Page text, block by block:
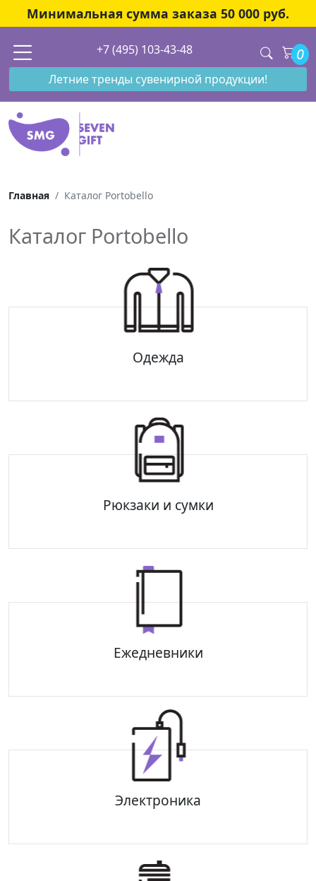
Минимальная сумма заказа 50 000 руб.
+7 (495) 103-43-48 0
Летние тренды сувенирной продукции!
Главная Каталог Portobello
Каталог Portobello
Одежда
Толстовки
Рюкзаки и сумки
Рюкзаки
Ежедневники
Portobello Portfolio
Электроника
Зарядные станции
Внешние аккумуляторы